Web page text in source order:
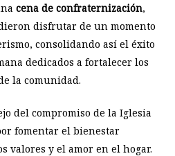
cena de confraternización,
disfrutar de un momento
consolidando así el éxito
dedicados a fortalecer los
la comunidad.
del compromiso de la Iglesia
fomentar el bienestar
valores y el amor en el hogar.